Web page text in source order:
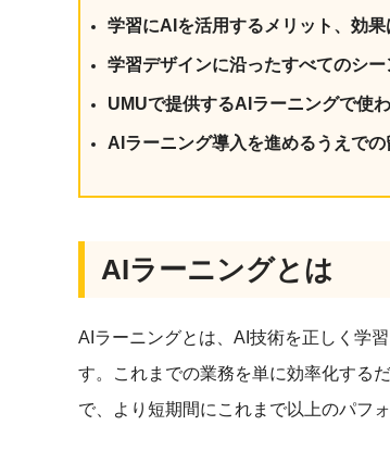
AI人材育成：HRエンパワーメ
AIでオペレーション業務から解放。
人と向き合い、組織を変える戦略人
学習にAIを活用するメリット、効果
学習デザインに沿ったすべてのシー
UMUで提供するAIラーニングで使
AIラーニング導入を進めるうえで
AIラーニングとは
AIラーニングとは、AI技術を正しく学
す。これまでの業務を単に効率化する
で、より短期間にこれまで以上のパフ